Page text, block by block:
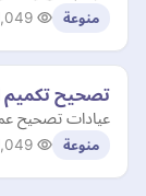
منوعة
تصحيح تكميم
عيادات تصحيح
منوعة